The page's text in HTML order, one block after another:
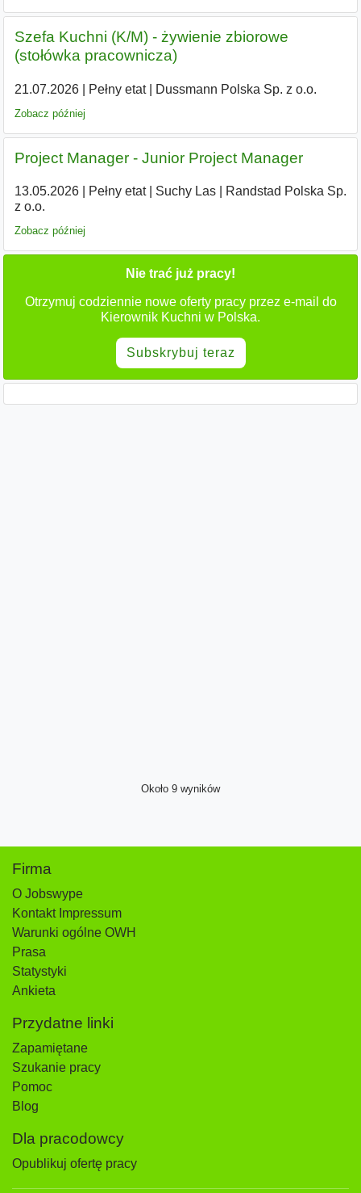
Szefa Kuchni (K/M) - żywienie zbiorowe
(stołówka pracownicza)
21.07.2026| Pełny etat| Dussmann Polska Sp. z o.o.
Zobacz później
Project Manager - Junior Project Manager
13.05.2026| Pełny etat| Suchy Las|
Randstad Polska Sp.
z o.o.
Zobacz później
Nie trać już pracy!
Otrzymuj codziennie nowe oferty pracy przez e-mail do
Kierownik Kuchni w Polska.
Subskrybuj teraz
Około 9 wyników
Firma
O Jobswype
Kontakt Impressum
Warunki ogólne OWH
Prasa
Statystyki
Ankieta
Przydatne linki
Zapamiętane
Szukanie pracy
Pomoc
Blog
Dla pracodowcy
Opublikuj ofertę pracy